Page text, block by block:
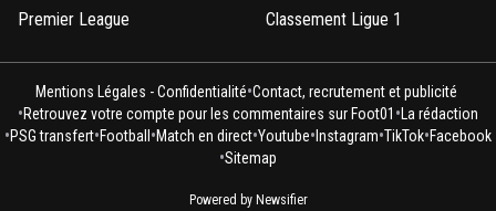
Premier League
Classement Ligue 1
Mentions Légales - Confidentialité•Contact, recrutement et publicité
•Retrouvez votre compte pour les commentaires sur Foot01 • La rédaction
•PSG transfert•Football •Match en direct•Youtube• Instagram•TikTok•Facebook
•Sitemap
Powered by Newsifier